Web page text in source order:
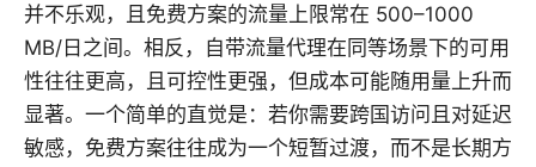
并不乐观，且免费方案的流量上限常在 500–1000
MB/日之间。相反，自带流量代理在同等场景下的可用
性往往更高，且可控性更强，但成本可能随用量上升而
显著。一个简单的直觉是：若你需要跨国访问且对延迟
敏感，免费方案往往成为一个短暂过渡，而不是长期方